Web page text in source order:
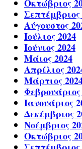
Οκτώβριος
Σεπτέμβριος
Αύγουστος
Ιούλιος 2024
Ιούνιος 2024
Μάιος 2024
Απρίλιος
Μάρτιος
Φεβρουάριος
Ιανουάριος
Δεκέμβριος
Νοέμβριος
Οκτώβριος